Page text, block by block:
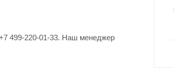
499-220-01-33. Наш менеджер